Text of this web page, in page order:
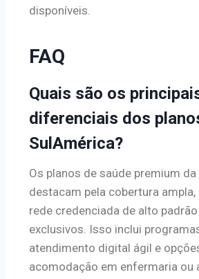
disponíveis.
FAQ
Quais são os
diferenciais dos
SulAmérica?
Os planos de saúde premium
destacam pela cobertura
rede credenciada de alto
exclusivos. Isso inclui
atendimento digital ágil e
acomodação em enfermaria ou